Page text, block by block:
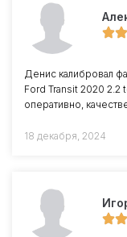
Денис калибровал
Ford Transit 2020 2.2
оперативно,
18 декабря, 2024